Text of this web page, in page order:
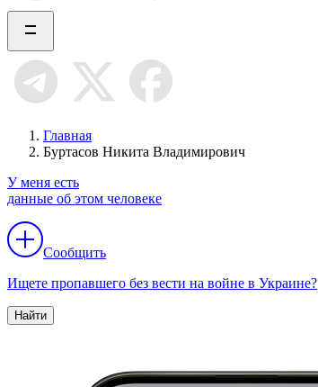
Главная
Буртасов Никита Владимирович
У меня есть
данные об этом человеке
Сообщить
Ищете пропавшего без вести на войне в Украине?
Найти